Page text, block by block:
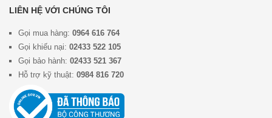
LIÊN HỆ VỚI CHÚNG TÔI
Gọi mua hàng: 0964 616 764
Gọi khiếu nại: 02433 522 105
Gọi bảo hành: 02433 521 367
Hỗ trợ kỹ thuật: 0984 816 720